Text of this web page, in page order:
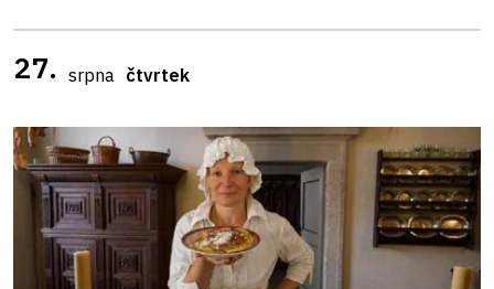
27. srpna čtvrtek